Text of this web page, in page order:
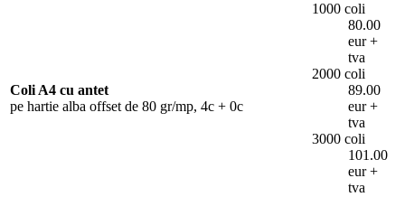
Coli A4 cu antet
pe hartie alba offset de 80 gr/mp, 4c + 0c
1000 coli
80.00
eur +
tva
2000 coli
89.00
eur +
tva
3000 coli
101.00
eur +
tva